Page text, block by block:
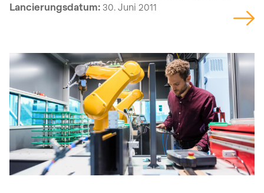
Lancierungsdatum: 30. Juni 2011